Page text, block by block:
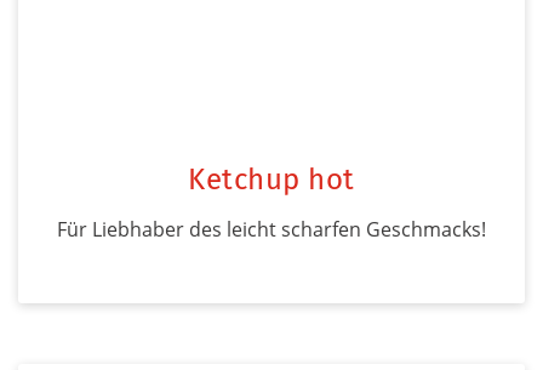
Ketchup hot
Für Liebhaber des leicht scharfen Geschmacks!